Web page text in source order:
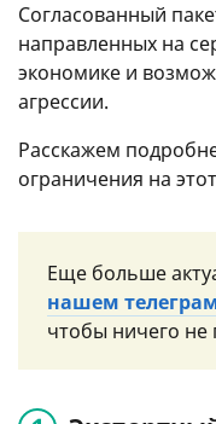
Согласованный
направленных на
экономике и
агрессии.
Расскажем
ограничения на
Еще больше
нашем
чтобы ничего не